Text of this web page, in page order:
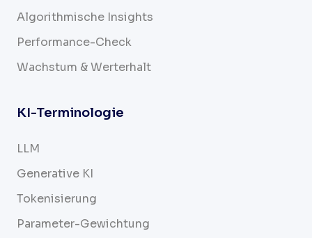
Algorithmische Insights
Performance-Check
Wachstum & Werterhalt
KI-Terminologie
LLM
Generative KI
Tokenisierung
Parameter-Gewichtung